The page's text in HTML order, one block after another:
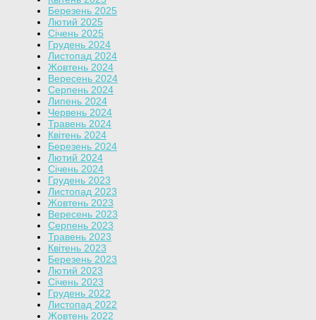
Березень 2025
Лютий 2025
Січень 2025
Грудень 2024
Листопад 2024
Жовтень 2024
Вересень 2024
Серпень 2024
Липень 2024
Червень 2024
Травень 2024
Квітень 2024
Березень 2024
Лютий 2024
Січень 2024
Грудень 2023
Листопад 2023
Жовтень 2023
Вересень 2023
Серпень 2023
Травень 2023
Квітень 2023
Березень 2023
Лютий 2023
Січень 2023
Грудень 2022
Листопад 2022
Жовтень 2022